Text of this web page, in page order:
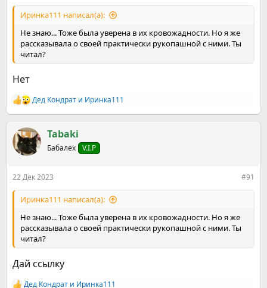
Иринка111 написал(а):
Не знаю... Тоже была уверена в их кровожадности. Но я же
рассказывала о своей практически рукопашной с ними. Ты
читал?
Нет
Р
е
к
ц
и
Дед Кондрат и Иринка111
Tabaki
Бабалех V.I.P
22 Дек 2023 #91
Иринка111 написал(а):
Не знаю... Тоже была уверена в их кровожадности. Но я же
рассказывала о своей практически рукопашной с ними. Ты
читал?
Дай ссылку
Дед Кондрат и Иринка111